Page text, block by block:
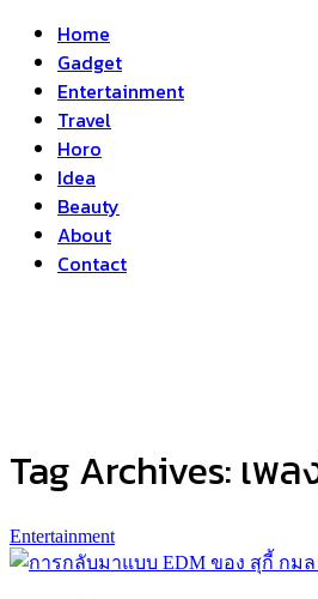
Home
Gadget
Entertainment
Travel
Horo
Idea
Beauty
About
Contact
Tag Archives: เพล
Entertainment